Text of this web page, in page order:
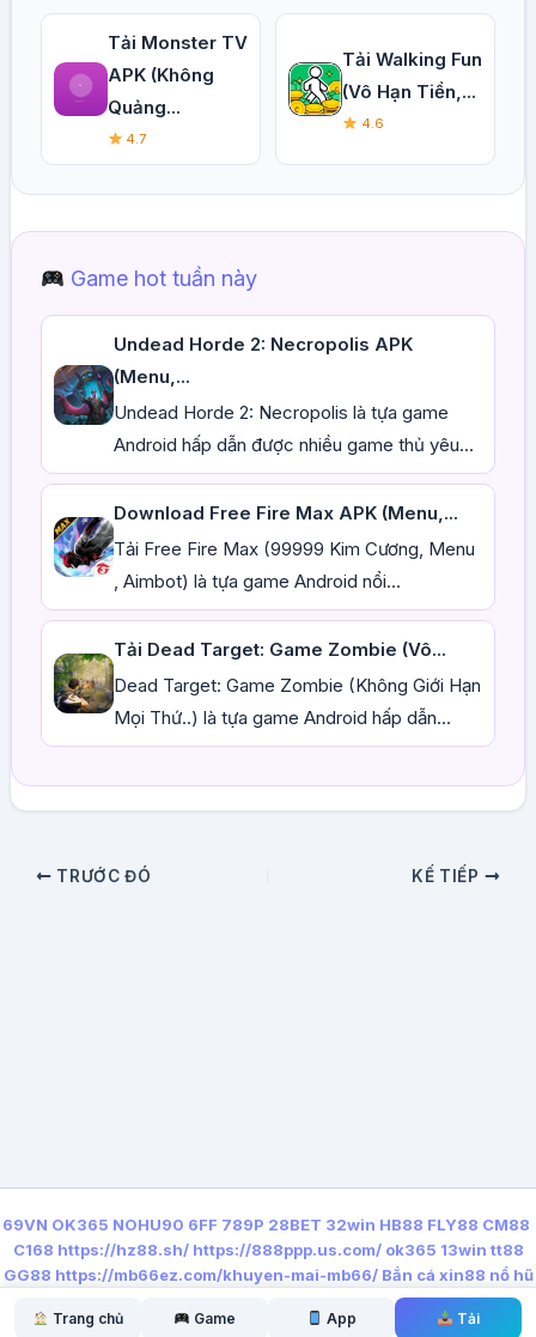
Tải Monster TV
APK (Không
Quảng...
4.7
Tải Walking Fun
(Vô Hạn Tiền,...
4.6
Game hot tuần này
Undead Horde 2: Necropolis APK
(Menu,...
Undead Horde 2: Necropolis là tựa game
Android hấp dẫn được nhiều game thủ yêu...
Download Free Fire Max APK (Menu,...
Tải Free Fire Max (99999 Kim Cương, Menu
, Aimbot) là tựa game Android nổi...
Tải Dead Target: Game Zombie (Vô...
Dead Target: Game Zombie (Không Giới Hạn
Mọi Thứ..) là tựa game Android hấp dẫn...
TRƯỚC ĐÓ KẾ TIẾP
69VN OK365 NOHU90 6FF 789P 28BET 32win HB88 FLY88 CM88
C168 https://hz88.sh/ https://888ppp.us.com/ ok365 13win tt88
GG88 https://mb66ez.com/khuyen-mai-mb66/ Bắn cá xin88 nổ hũ
Trang chủ Game App Tải